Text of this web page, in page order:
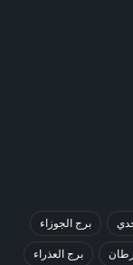
برج الجوزاء
برج العذراء